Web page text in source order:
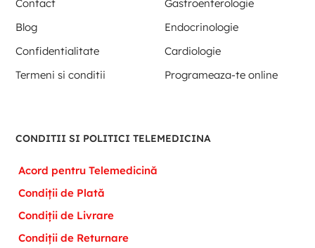
Contact
Gastroenterologie
Blog
Endocrinologie
Confidentialitate
Cardiologie
Termeni si conditii
Programeaza-te online
CONDITII SI POLITICI TELEMEDICINA
Acord pentru Telemedicină
Condiții de Plată
Condiții de Livrare
Condiții de Returnare